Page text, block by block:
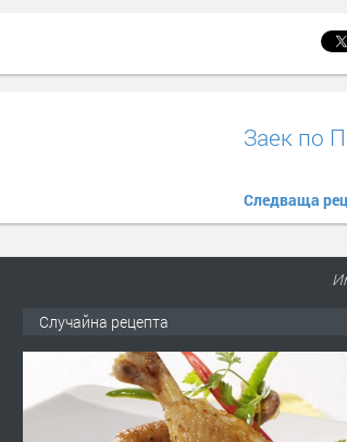
Заек по
Следваща
Случайна рецепта